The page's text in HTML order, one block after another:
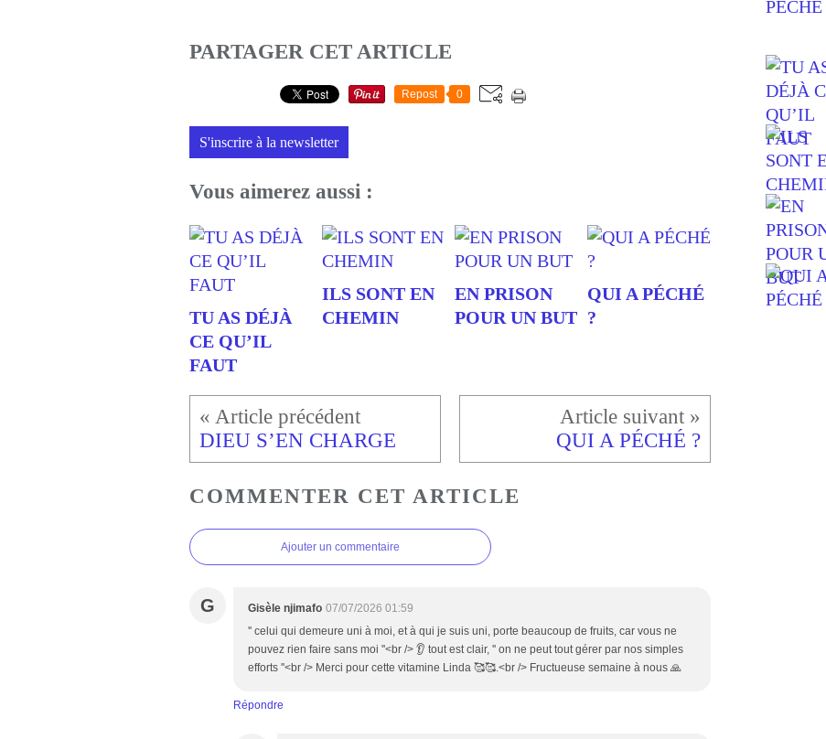
PARTAGER CET ARTICLE
Repost 0
S'inscrire à la newsletter
Vous aimerez aussi :
TU AS DÉJÀ
CE QU’IL
FAUT
ILS SONT EN
CHEMIN
EN PRISON
POUR UN BUT
QUI A PÉCHÉ
?
DIEU S’EN CHARGE QUI A PÉCHÉ ?
COMMENTER CET ARTICLE
Ajouter un commentaire
G Gisèle njimafo 07/07/2026 01:59
'' celui qui demeure uni à moi, et à qui je suis uni, porte beaucoup de fruits, car vous ne
pouvez rien faire sans moi ''<br /> 👂 tout est clair, '' on ne peut tout gérer par nos simples
efforts ''<br /> Merci pour cette vitamine Linda 🥰🥰.<br /> Fructueuse semaine à nous 🙏
Répondre